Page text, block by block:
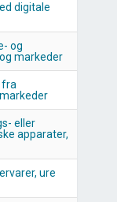
digitale
og
markeder
fra
eller
apparater,
ure